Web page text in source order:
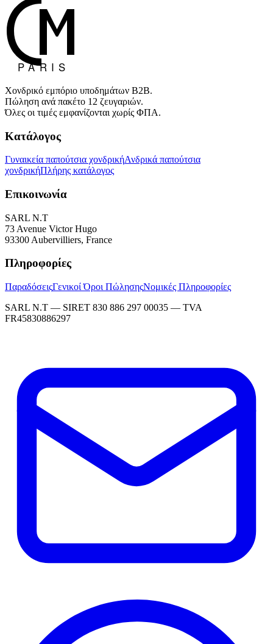
Χονδρικό εμπόριο υποδημάτων B2B.
Πώληση ανά πακέτο 12 ζευγαριών.
Όλες οι τιμές εμφανίζονται χωρίς ΦΠΑ.
Κατάλογος
Γυναικεία παπούτσια χονδρικήΑνδρικά παπούτσια
χονδρικήΠλήρης κατάλογος
Επικοινωνία
SARL N.T
73 Avenue Victor Hugo
93300 Aubervilliers, France
Πληροφορίες
ΠαραδόσειςΓενικοί Όροι ΠώλησηςΝομικές Πληροφορίες
SARL N.T — SIRET 830 886 297 00035 — TVA
FR45830886297